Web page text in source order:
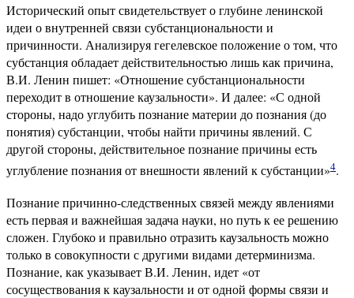
Исторический опыт свидетельствует о глубине ленинской
идеи о внутренней связи субстанциональности и
причинности. Анализируя гегелевское положение о том, что
субстанция обладает действительностью лишь как причина,
В.И. Ленин пишет: «Отношение субстанциональности
переходит в отношение каузальности». И далее: «С одной
стороны, надо углубить познание материи до познания (до
понятия) субстанции, чтобы найти причины явлений. С
другой стороны, действительное познание причины есть
углубление познания от внешности явлений к субстанции»4.
Познание причинно-следственных связей между явлениями
есть первая и важнейшая задача науки, но путь к ее решению
сложен. Глубоко и правильно отразить каузальность можно
только в совокупности с другими видами детерминизма.
Познание, как указывает В.И. Ленин, идет «от
сосуществования к каузальности и от одной формы связи и